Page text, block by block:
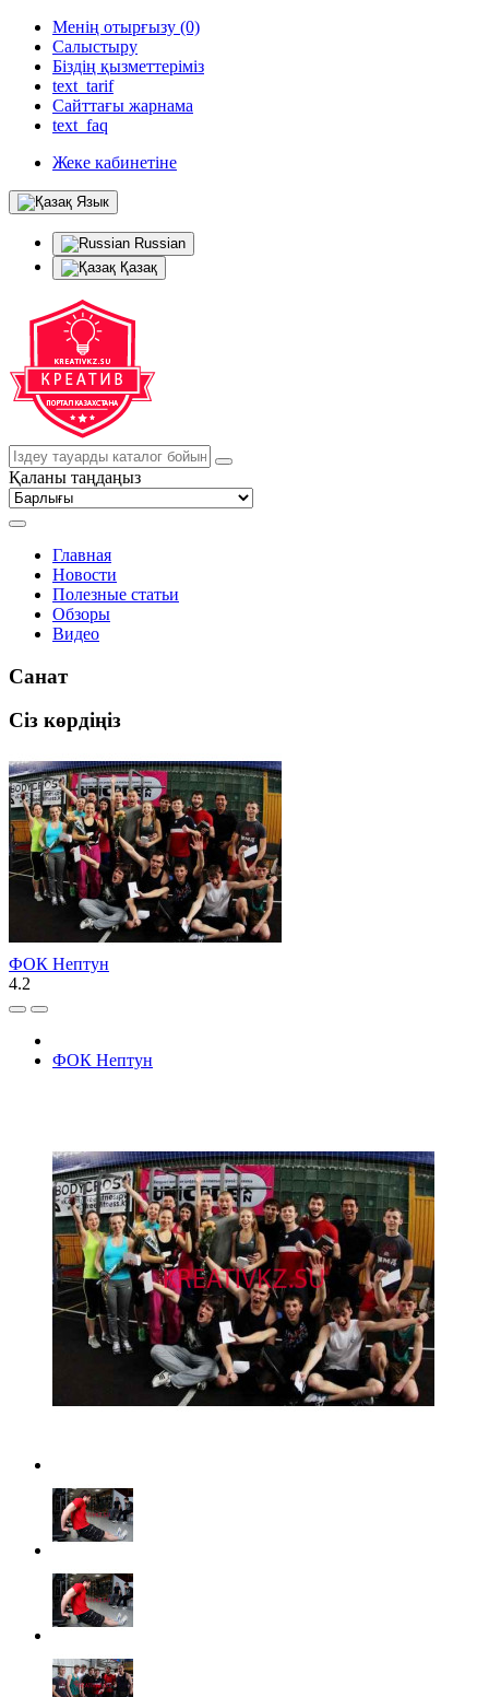
Менің отырғызу (0)
Салыстыру
Біздің қызметтеріміз
text_tarif
Сайттағы жарнама
text_faq
Жеке кабинетіне
Язык
Russian
Қазақ
Қаланы таңдаңыз
Главная
Новости
Полезные статьи
Обзоры
Видео
Санат
Сіз көрдіңіз
ФОК Нептун
4.2
ФОК Нептун